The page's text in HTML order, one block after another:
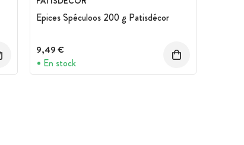
Epices Spéculoos 200 g Patisdécor
9,49 €
En stock